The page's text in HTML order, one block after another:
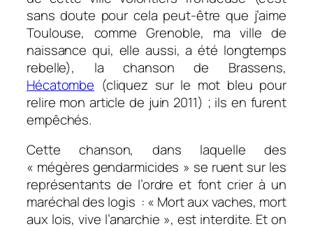
sans doute pour cela peut-être que j’aime
Toulouse, comme Grenoble, ma ville de
naissance qui, elle aussi, a été longtemps
rebelle), la chanson de Brassens,
Hécatombe (cliquez sur le mot bleu pour
relire mon article de juin 2011) ; ils en furent
empêchés.
Cette chanson, dans laquelle des
« mégères gendarmicides » se ruent sur les
représentants de l’ordre et font crier à un
maréchal des logis : « Mort aux vaches, mort
aux lois, vive l’anarchie », est interdite. Et on